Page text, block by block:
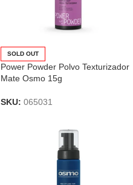
SOLD OUT
Power Powder Polvo Texturizador
Mate Osmo 15g
SKU: 065031